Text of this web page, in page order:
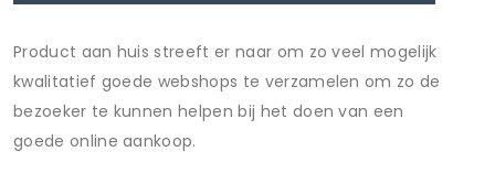
Product aan huis streeft er naar om zo veel mogelijk
kwalitatief goede webshops te verzamelen om zo de
bezoeker te kunnen helpen bij het doen van een
goede online aankoop.